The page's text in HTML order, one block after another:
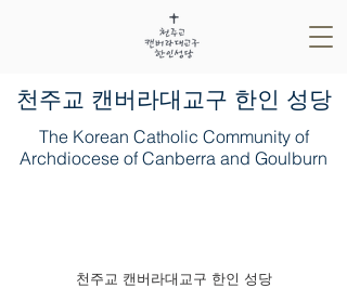
​천주교 캔버라대교구 한인 성당
The Korean Catholic Community of
Archdiocese of Canberra and Goulburn
천주교 캔버라대교구 한인 성당